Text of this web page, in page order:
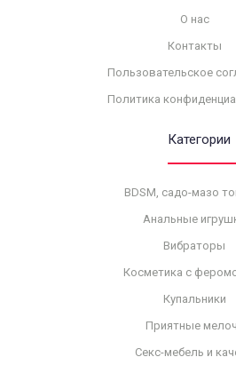
О нас
Контакты
Пользовательское
Политика
Категории
BDSM, садо-мазо
Анальные
Вибраторы
Косметика с
Купальники
Приятные
Секс-мебель и